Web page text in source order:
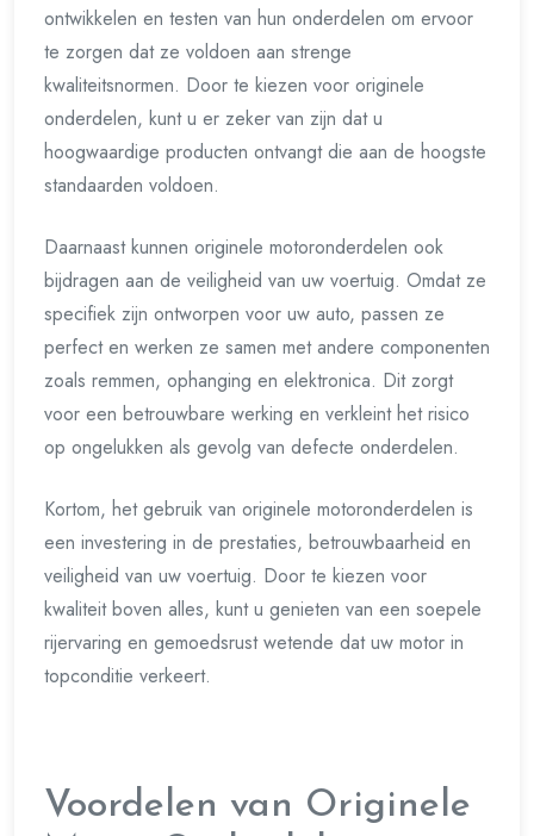
ontwikkelen en testen van hun onderdelen om ervoor
te zorgen dat ze voldoen aan strenge
kwaliteitsnormen. Door te kiezen voor originele
onderdelen, kunt u er zeker van zijn dat u
hoogwaardige producten ontvangt die aan de hoogste
standaarden voldoen.
Daarnaast kunnen originele motoronderdelen ook
bijdragen aan de veiligheid van uw voertuig. Omdat ze
specifiek zijn ontworpen voor uw auto, passen ze
perfect en werken ze samen met andere componenten
zoals remmen, ophanging en elektronica. Dit zorgt
voor een betrouwbare werking en verkleint het risico
op ongelukken als gevolg van defecte onderdelen.
Kortom, het gebruik van originele motoronderdelen is
een investering in de prestaties, betrouwbaarheid en
veiligheid van uw voertuig. Door te kiezen voor
kwaliteit boven alles, kunt u genieten van een soepele
rijervaring en gemoedsrust wetende dat uw motor in
topconditie verkeert.
Voordelen van Originele